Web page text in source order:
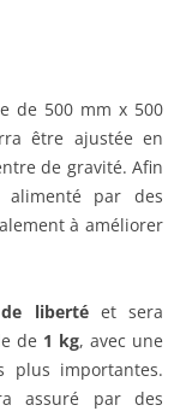
de 500 mm x 500
être ajustée en
de gravité. Afin
par des
à améliorer
libertéet sera
de 1 kg, avec une
plus importantes.
assuré par des